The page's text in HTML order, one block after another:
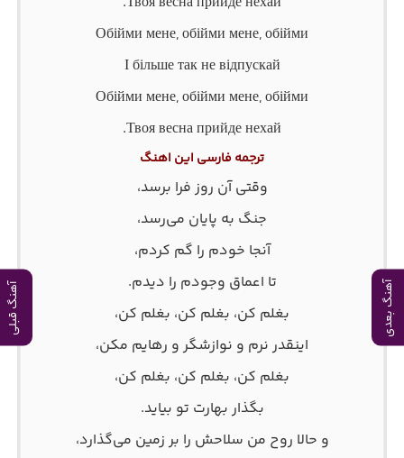
آهنگ بعدی آهنگ قبلی
Обійми мене, обійми мене, обійми
І більше так не відпускай
Обійми мене, обійми мене, обійми
Твоя весна прийде нехай.
ترجمه فارسی این اهنگ
وقتی آن روز فرا برسد،
جنگ به پایان می‌رسد،
آنجا خودم را گم کردم،
تا اعماق وجودم را دیدم.
بغلم کن، بغلم کن، بغلم کن،
اینقدر نرم و نوازشگر و رهایم مکن،
بغلم کن، بغلم کن، بغلم کن،
بگذار بهارت تو بیاید.
و حالا روح من سلاحش را بر زمین می‌گذارد،